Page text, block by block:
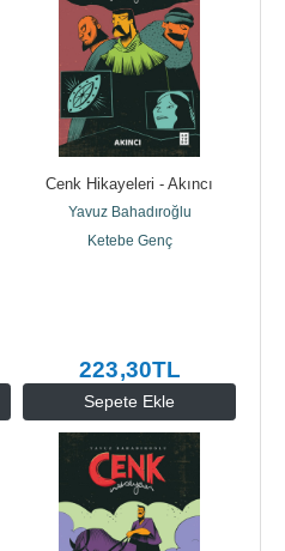
Sepete Ekle
Cenk Hikayeleri - Akıncı
Yavuz Bahadıroğlu
Ketebe Genç
223,30TL